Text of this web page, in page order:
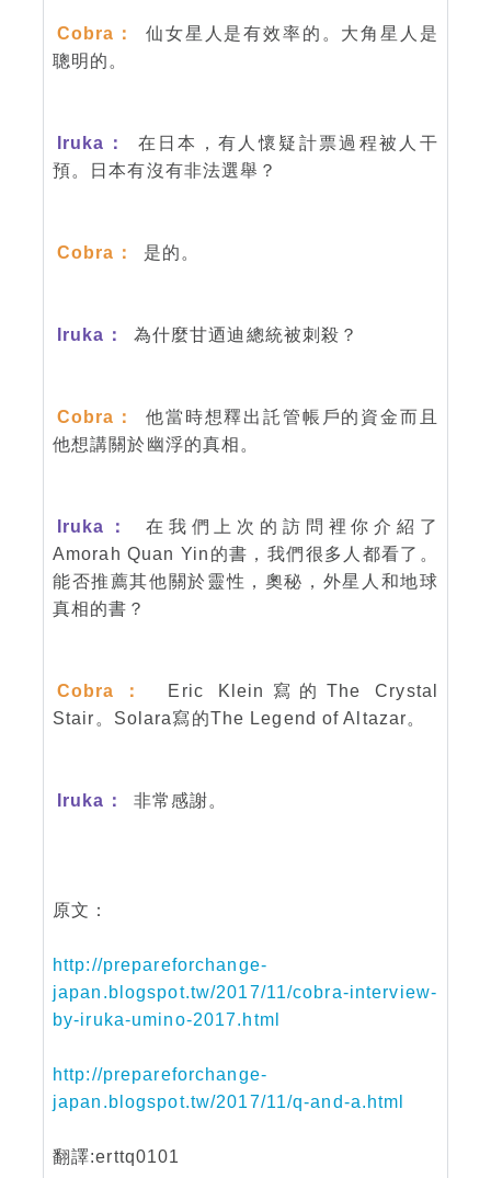
Cobra：
仙女星人是有效率的。大角星人是
聰明的。
Iruka：
在日本，有人懷疑計票過程被人干
預。日本有沒有非法選舉？
Cobra： 是的。
Iruka： 為什麼甘迺迪總統被刺殺？
Cobra：
他當時想釋出託管帳戶的資金而且
他想講關於幽浮的真相。
Iruka：
在我們上次的訪問裡你介紹了
Amorah Quan Yin的書，我們很多人都看了。
能否推薦其他關於靈性，奧秘，外星人和地球
真相的書？
Cobra：
Eric Klein寫的The Crystal
Stair。Solara寫的The Legend of Altazar。
Iruka： 非常感謝。
原文：
http://prepareforchange-
japan.blogspot.tw/2017/11/cobra-interview-
by-iruka-umino-2017.html
http://prepareforchange-
japan.blogspot.tw/2017/11/q-and-a.html
翻譯:erttq0101